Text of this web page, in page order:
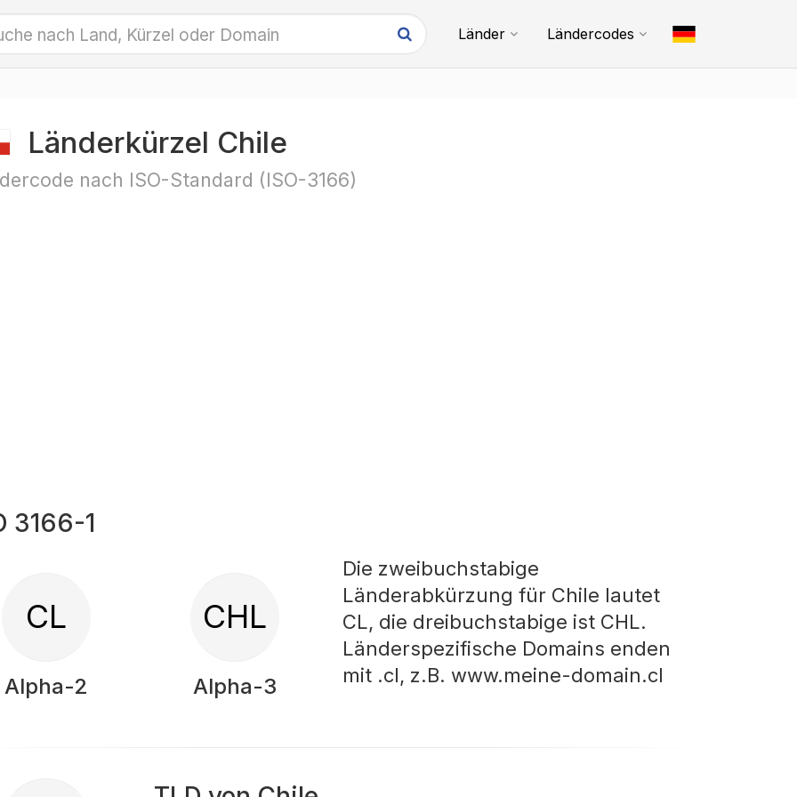
Länder Ländercodes
Länderkürzel Chile
nach ISO-Standard (ISO-3166)
3166-1
CL
Alpha-2
CHL
Alpha-3
Die zweibuchstabige
Länderabkürzung für Chile lautet
CL, die dreibuchstabige ist CHL.
Länderspezifische Domains enden
mit .cl, z.B. www.meine-domain.cl